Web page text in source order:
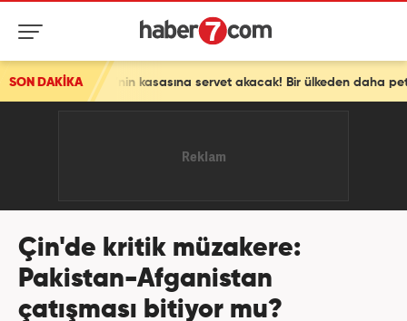
SON DAKİKAkasasına servet akacak! Bir ülkeden daha petrol sürprizi
Çin'de kritik müzakere:
Pakistan-Afganistan
çatışması bitiyor mu?